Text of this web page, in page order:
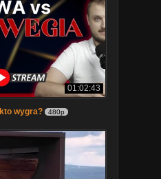
01:02:43
wygra? 480p